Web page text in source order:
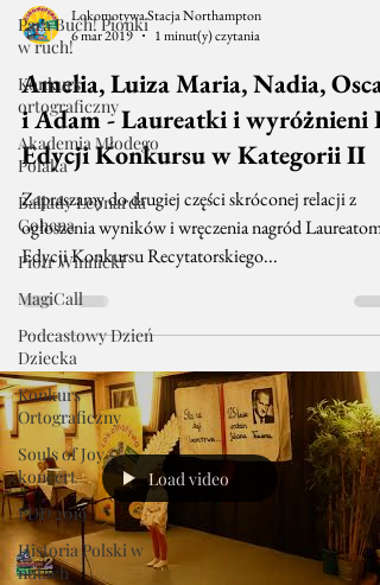
Para Buch! Pionki
w ruch!
Konkurs
ortograficzny
Akademia Młodego
Polaka
Ballady Leonarda
Cohena
Piotr Winnicki
MagiCall
Podcastowy Dzień
Dziecka
Konkurs
Ortograficzny
Souls of Joy -
koncert
PDD 2019
Historia Polski w
nutach
Lokomotywa Stacja Northampton
6 mar 2019
1 minut(y) czytania
Amelia, Luiza Maria, Nadia, Oscar
i Adam - Laureatki i wyróżnieni II
Edycji Konkursu w Kategorii II
Zapraszamy do drugiej części skróconej relacji z
ogłoszenia wyników i wręczenia nagród Laureatom
Edycji Konkursu Recytatorskiego...
Load video